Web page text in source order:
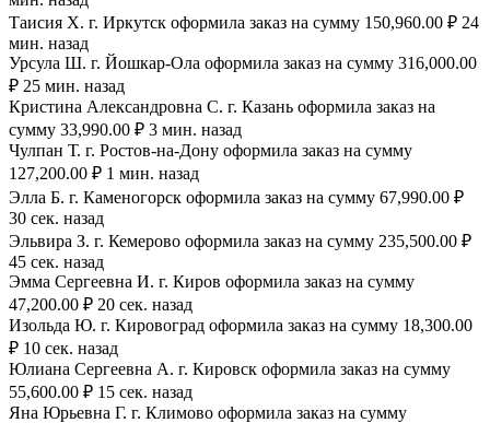
Таисия Х. г. Иркутск оформила заказ на сумму 150,960.00 ₽ 24
мин. назад
Урсула Ш. г. Йошкар-Ола оформила заказ на сумму 316,000.00
₽ 25 мин. назад
Кристина Александровна С. г. Казань оформила заказ на
сумму 33,990.00 ₽ 3 мин. назад
Чулпан Т. г. Ростов-на-Дону оформила заказ на сумму
127,200.00 ₽ 1 мин. назад
Элла Б. г. Каменогорск оформила заказ на сумму 67,990.00 ₽
30 сек. назад
Эльвира З. г. Кемерово оформила заказ на сумму 235,500.00 ₽
45 сек. назад
Эмма Сергеевна И. г. Киров оформила заказ на сумму
47,200.00 ₽ 20 сек. назад
Изольда Ю. г. Кировоград оформила заказ на сумму 18,300.00
₽ 10 сек. назад
Юлиана Сергеевна А. г. Кировск оформила заказ на сумму
55,600.00 ₽ 15 сек. назад
Яна Юрьевна Г. г. Климово оформила заказ на сумму